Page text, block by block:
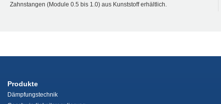
Zahnstangen (Module 0.5 bis 1.0) aus Kunststoff erhältlich.
Produkte
Dämpfungstechnik